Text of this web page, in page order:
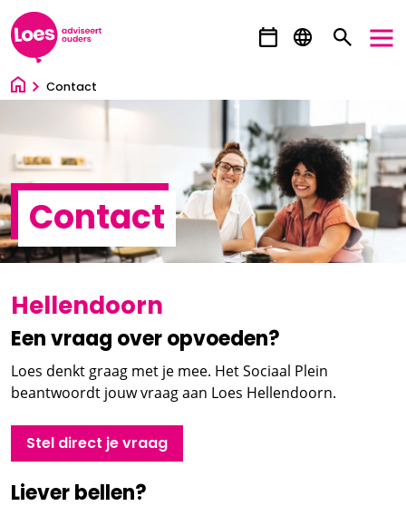
Ga direct naar inhoud
Contact
Contact
Hellendoorn
Een vraag over opvoeden?
Loes denkt graag met je mee. Het Sociaal Plein
beantwoordt jouw vraag aan Loes Hellendoorn.
Stel direct je vraag
Liever bellen?